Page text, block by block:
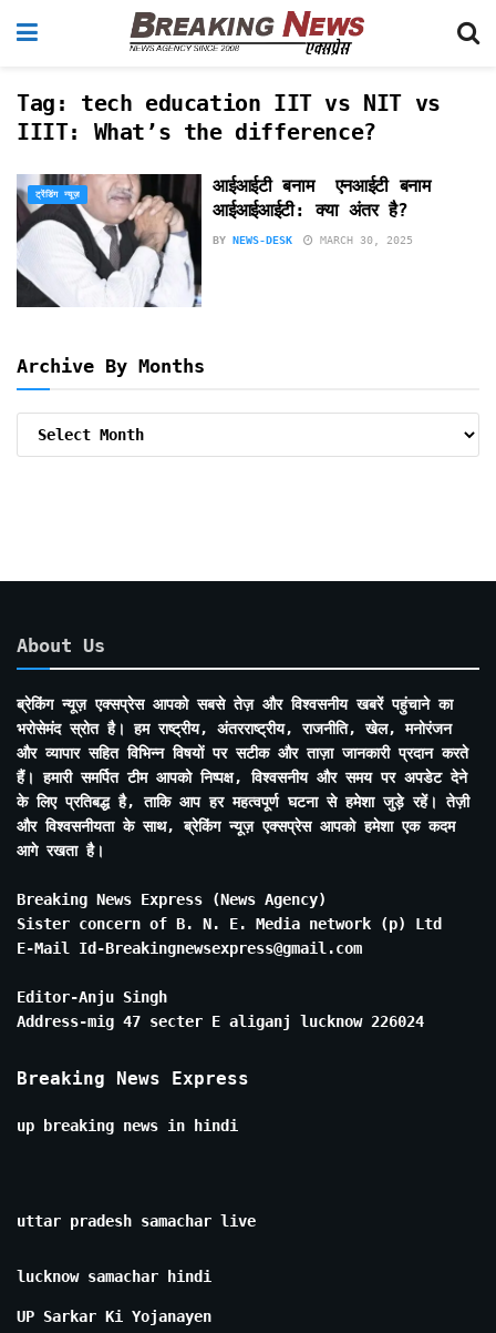
Tag: tech education IIT vs NIT vs
IIIT: What’s the difference?
ट्रेंडिंग न्यूज़
आईआईटी बनाम एनआईटी बनाम
आईआईआईटी: क्या अंतर है?
BY NEWS-DESK MARCH 30, 2025
Archive By Months
About Us
ब्रेकिंग न्यूज़ एक्सप्रेस आपको सबसे तेज़ और विश्वसनीय खबरें पहुंचाने का
भरोसेमंद स्रोत है। हम राष्ट्रीय, अंतरराष्ट्रीय, राजनीति, खेल, मनोरंजन
और व्यापार सहित विभिन्न विषयों पर सटीक और ताज़ा जानकारी प्रदान करते
हैं। हमारी समर्पित टीम आपको निष्पक्ष, विश्वसनीय और समय पर अपडेट देने
के लिए प्रतिबद्ध है, ताकि आप हर महत्वपूर्ण घटना से हमेशा जुड़े रहें। तेज़ी
और विश्वसनीयता के साथ, ब्रेकिंग न्यूज़ एक्सप्रेस आपको हमेशा एक कदम
आगे रखता है।
Breaking News Express (News Agency)
Sister concern of B. N. E. Media network (p) Ltd
E-Mail Id-Breakingnewsexpress@gmail.com
Editor-Anju Singh
Address-mig 47 secter E aliganj lucknow 226024
Breaking News Express
up breaking news in hindi
uttar pradesh samachar live
lucknow samachar hindi
UP Sarkar Ki Yojanayen